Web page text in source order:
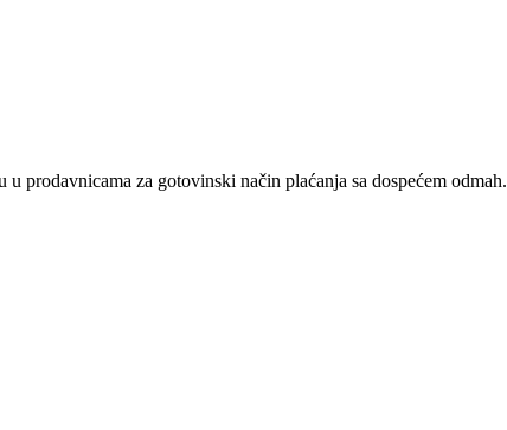
prodavnicama za gotovinski način plaćanja sa dospećem odmah.